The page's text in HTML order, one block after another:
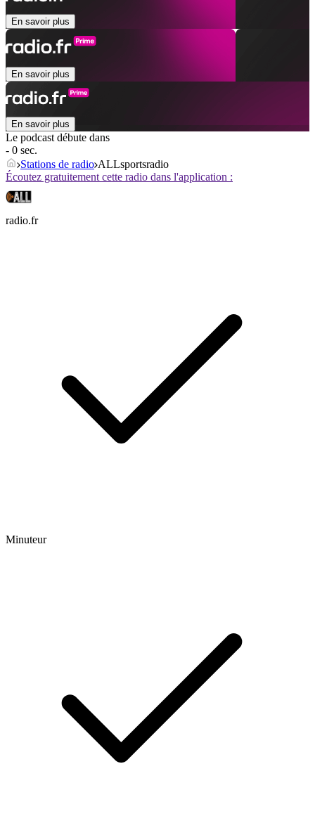
En savoir plus
En savoir plus
En savoir plus
Le podcast débute dans
- 0 sec.
Stations de radio ALLsportsradio
Écoutez gratuitement cette radio dans l'application :
radio.fr
Minuteur